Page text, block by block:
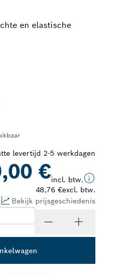
en elastische
levertijd 2-5 werkdagen
€incl. btw.
48,76 €excl. btw.
Bekijk prijsgeschiedenis